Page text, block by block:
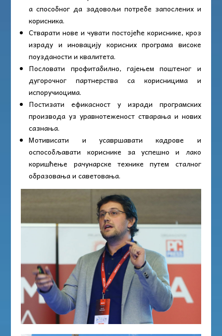
а способног да задовољи потребе запослених и
корисника.
Стварати нове и чувати постојеће кориснике, кроз
израду и иновацију корисних програма високе
поузданости и квалитета.
Пословати профитабилно, гајењем поштеног и
дугорочног партнерства са корисницима и
испоручиоцима.
Постизати ефикасност у изради програмских
производа уз уравнотеженост стварања и нових
сазнања.
Мотивисати и усавршавати кадрове и
оспособљавати кориснике за успешно и лако
коришћење рачунарске технике путем сталног
образовања и саветовања.